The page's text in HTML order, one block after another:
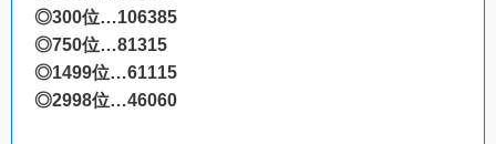
◎300位…106385
◎750位…81315
◎1499位…61115
◎2998位…46060